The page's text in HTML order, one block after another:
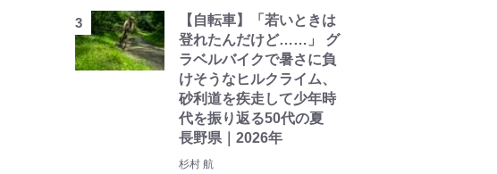
【自転車】「若いときは
登れたんだけど……」 グ
ラベルバイクで暑さに負
けそうなヒルクライム、
砂利道を疾走して少年時
代を振り返る50代の夏
長野県｜2026年
杉村 航